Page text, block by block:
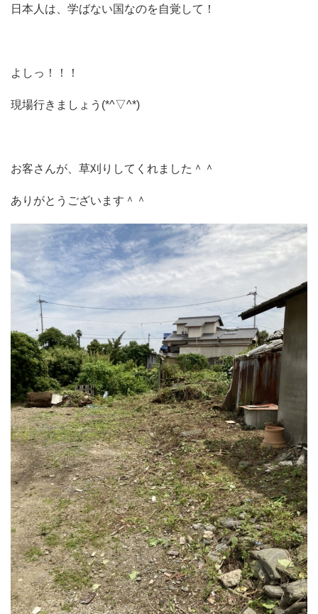
日本人は、学ばない国なのを自覚して！
よしっ！！！
現場行きましょう(*^▽^*)
お客さんが、草刈りしてくれました＾＾
ありがとうございます＾＾